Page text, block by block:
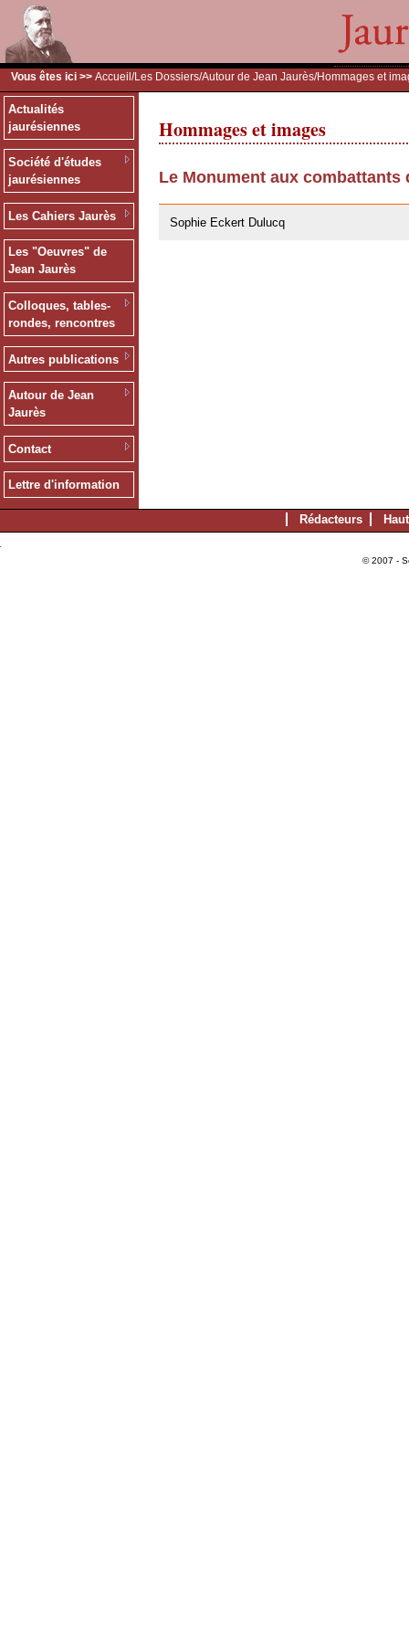
Vous êtes ici >> Accueil /Les Dossiers/Autour de Jean Jaurès/Hommages et
Actualités
jaurésiennes
Société d'études
jaurésiennes
Les Cahiers Jaurès
Les "Oeuvres" de
Jean Jaurès
Colloques, tables-
rondes, rencontres
Autres publications
Autour de Jean
Jaurès
Contact
Lettre d'information
Hommages et images
Le Monument aux combattants
Sophie Eckert Dulucq
Rédacteurs
© 2007 -